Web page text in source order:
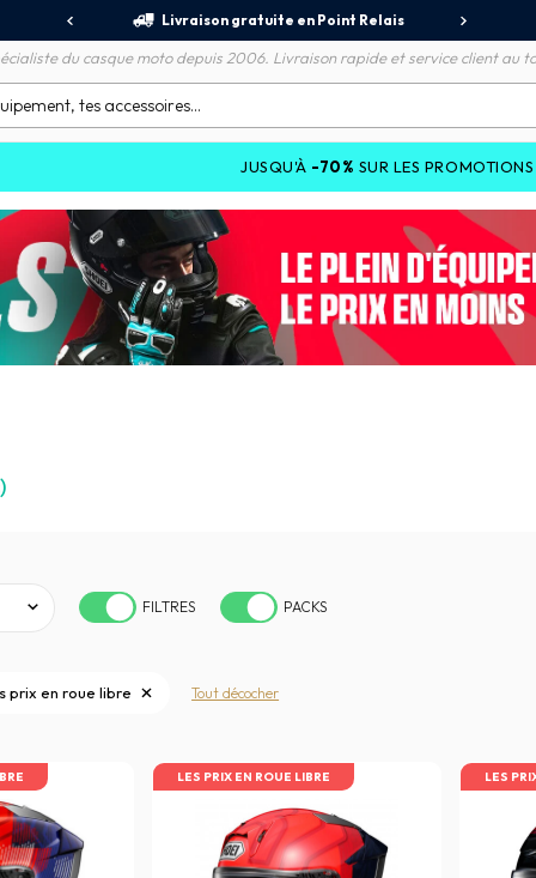
Livraison gratuite en Point Relais
du casque moto depuis 2006. Livraison rapide et service client au
-70%SUR LES PROMOTIONS ET
FILTRES PACKS
prix en roue libre Tout décocher
LES PRIX EN ROUE LIBRE LES